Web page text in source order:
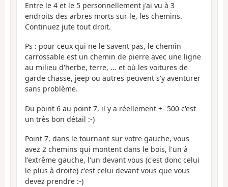
Entre le 4 et le 5 personnellement j'ai vu à 3
endroits des arbres morts sur le, les chemins.
Continuez jute tout droit.
Ps : pour ceux qui ne le savent pas, le chemin
carrossable est un chemin de pierre avec une ligne
au milieu d'herbe, terre, ... et où les voitures de
garde chasse, jeep ou autres peuvent s'y aventurer
sans problème.
Du point 6 au point 7, il y a réellement +- 500 c'est
un très bon détail :-)
Point 7, dans le tournant sur votre gauche, vous
avez 2 chemins qui montent dans le bois, l'un à
l'extrême gauche, l'un devant vous (c'est donc celui
le plus à droite) c'est celui devant vous que vous
devez prendre :-)